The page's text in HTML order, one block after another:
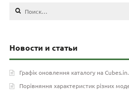
Найти:
Новости и статьи
Графік оновлення каталогу на
Порівняння характеристик різних